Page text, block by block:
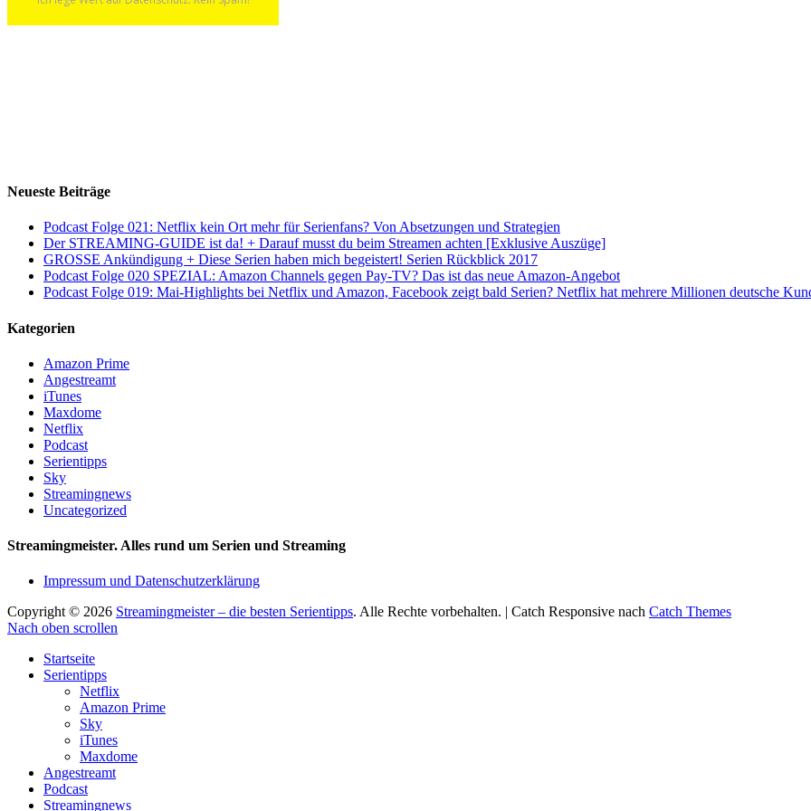
Neueste Beiträge
Podcast Folge 021: Netflix kein Ort mehr für Serienfans? Von Absetzungen und Strategien
Der STREAMING-GUIDE ist da! + Darauf musst du beim Streamen achten [Exklusive Auszüge]
GROSSE Ankündigung + Diese Serien haben mich begeistert! Serien Rückblick 2017
Podcast Folge 020 SPEZIAL: Amazon Channels gegen Pay-TV? Das ist das neue Amazon-Angebot
Podcast Folge 019: Mai-Highlights bei Netflix und Amazon, Facebook zeigt bald Serien? Netflix hat mehrere Millionen deutsche
Kategorien
Amazon Prime
Angestreamt
iTunes
Maxdome
Netflix
Podcast
Serientipps
Sky
Streamingnews
Uncategorized
Streamingmeister. Alles rund um Serien und Streaming
Impressum und Datenschutzerklärung
Copyright © 2026 Streamingmeister – die besten Serientipps. Alle Rechte vorbehalten. | Catch Responsive nach Catch Themes
Nach oben scrollen
Startseite
Serientipps
Netflix
Amazon Prime
Sky
iTunes
Maxdome
Angestreamt
Podcast
Streamingnews